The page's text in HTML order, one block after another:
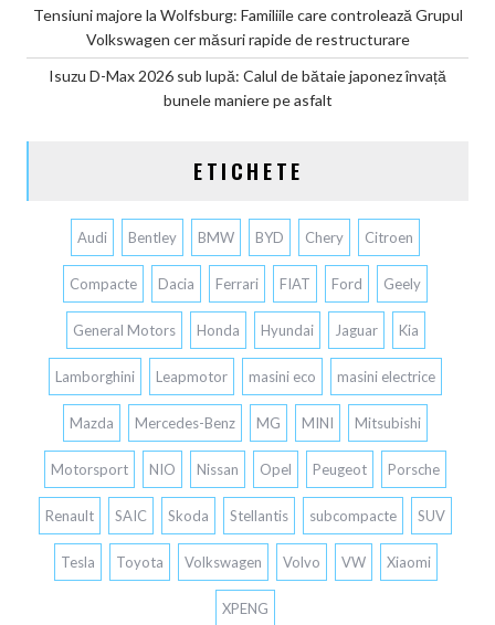
Tensiuni majore la Wolfsburg: Familiile care controlează Grupul
Volkswagen cer măsuri rapide de restructurare
Isuzu D-Max 2026 sub lupă: Calul de bătaie japonez învață
bunele maniere pe asfalt
ETICHETE
Audi Bentley BMW BYD Chery Citroen
Compacte Dacia Ferrari FIAT Ford Geely
General Motors Honda Hyundai Jaguar Kia
Lamborghini Leapmotor masini eco masini electrice
Mazda Mercedes-Benz MG MINI Mitsubishi
Motorsport NIO Nissan Opel Peugeot Porsche
Renault SAIC Skoda Stellantis subcompacte SUV
Tesla Toyota Volkswagen Volvo VW Xiaomi
XPENG